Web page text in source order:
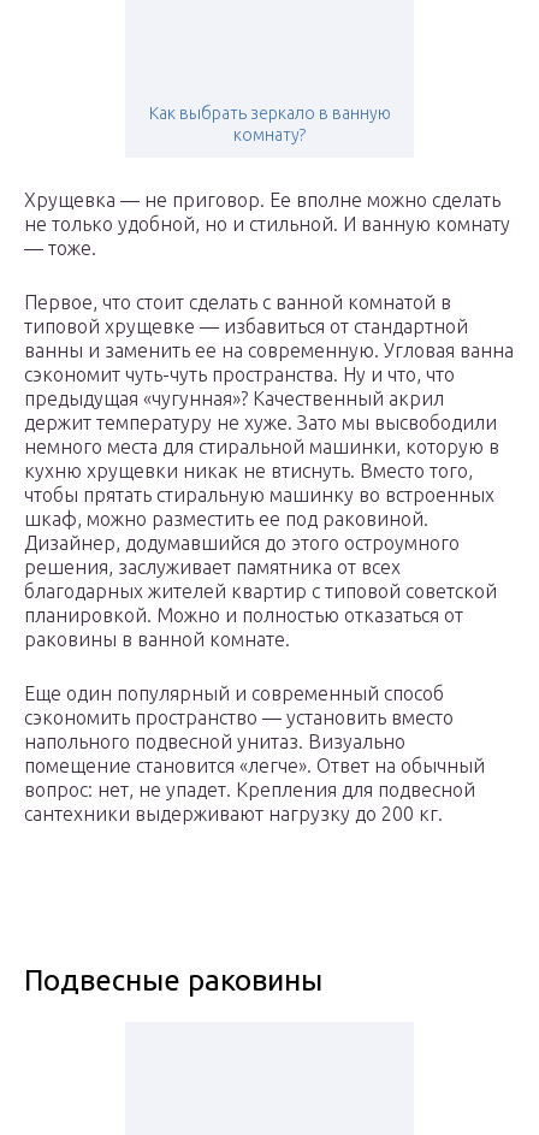
Как выбрать зеркало в ванную
комнату?
Хрущевка — не приговор. Ее вполне можно сделать
не только удобной, но и стильной. И ванную комнату
— тоже.
Первое, что стоит сделать с ванной комнатой в
типовой хрущевке — избавиться от стандартной
ванны и заменить ее на современную. Угловая ванна
сэкономит чуть-чуть пространства. Ну и что, что
предыдущая «чугунная»? Качественный акрил
держит температуру не хуже. Зато мы высвободили
немного места для стиральной машинки, которую в
кухню хрущевки никак не втиснуть. Вместо того,
чтобы прятать стиральную машинку во встроенных
шкаф, можно разместить ее под раковиной.
Дизайнер, додумавшийся до этого остроумного
решения, заслуживает памятника от всех
благодарных жителей квартир с типовой советской
планировкой. Можно и полностью отказаться от
раковины в ванной комнате.
Еще один популярный и современный способ
сэкономить пространство — установить вместо
напольного подвесной унитаз. Визуально
помещение становится «легче». Ответ на обычный
вопрос: нет, не упадет. Крепления для подвесной
сантехники выдерживают нагрузку до 200 кг.
Подвесные раковины